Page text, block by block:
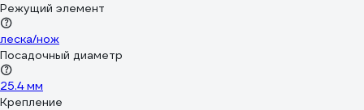
Режущий элемент
леска/нож
Посадочный диаметр
25.4 мм
Крепление